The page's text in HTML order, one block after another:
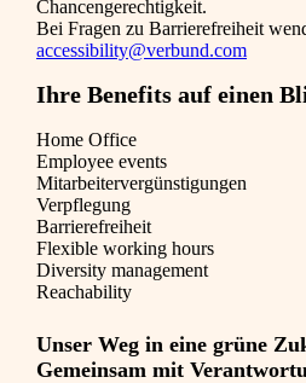
Chancengerechtigkeit.
Bei Fragen zu Barrierefreiheit
accessibility@verbund.com
Ihre Benefits auf einen
Home Office
Employee events
Mitarbeiter­vergünstigungen
Verpflegung
Barrierefreiheit
Flexible working hours
Diversity management
Reachability
Unser Weg in eine grüne
Gemeinsam mit